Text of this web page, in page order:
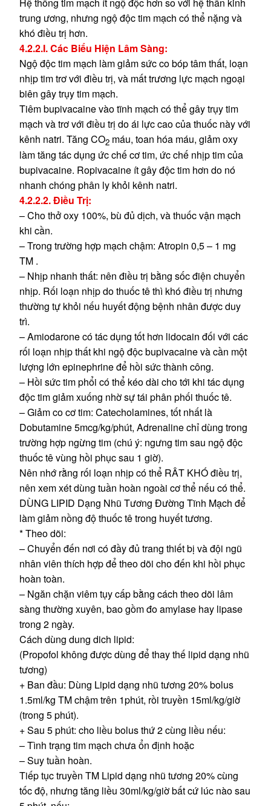
trung ương, nhưng ngộ độc tim mạch có thể nặng và
khó điều trị hơn.
4.2.2.I. Các Biểu Hiện Lâm Sàng:
Ngộ độc tim mạch làm giảm sức co bóp tâm thất, loạn
nhịp tim trơ với điều trị, và mất trương lực mạch ngoại
biên gây trụy tim mạch.
Tiêm bupivacaine vào tĩnh mạch có thể gây trụy tim
mạch và trơ với điều trị do ái lực cao của thuốc này với
kênh natri. Tăng CO2 máu, toan hóa máu, giảm oxy
làm tăng tác dụng ức chế cơ tim, ức chế nhịp tim của
bupivacaine. Ropivacaine ít gây độc tim hơn do nó
nhanh chóng phân ly khỏi kênh natri.
4.2.2.2. Điều Trị:
– Cho thở oxy 100%, bù đủ dịch, và thuốc vận mạch
khi cần.
– Trong trường hợp mạch chậm: Atropin 0,5 – 1 mg
TM .
– Nhịp nhanh thất: nên điều trị bằng sốc điện chuyển
nhịp. Rối loạn nhịp do thuốc tê thì khó điều trị nhưng
thường tự khỏi nếu huyết động bệnh nhân được duy
trì.
– Amiodarone có tác dụng tốt hơn lidocain đối với các
rối loạn nhịp thất khi ngộ độc bupivacaine và cần một
lượng lớn epinephrine để hồi sức thành công.
– Hồi sức tim phổi có thể kéo dài cho tới khi tác dụng
độc tim giảm xuống nhờ sự tái phân phối thuốc tê.
– Giảm co cơ tim: Catecholamines, tốt nhất là
Dobutamine 5mcg/kg/phút, Adrenaline chỉ dùng trong
trường hợp ngừng tim (chú ý: ngưng tim sau ngộ độc
thuốc tê vùng hồi phục sau 1 giờ).
Nên nhớ rằng rối loạn nhịp có thể RÂT KHÓ điều trị,
nên xem xét dùng tuần hoàn ngoài cơ thể nếu có thể.
DÙNG LIPID Dạng Nhũ Tương Đường Tĩnh Mạch để
làm giảm nồng độ thuốc tê trong huyết tương.
* Theo dõi:
– Chuyển đến nơi có đầy đủ trang thiết bị và đội ngũ
nhân viên thích hợp để theo dõi cho đến khi hồi phục
hoàn toàn.
– Ngăn chặn viêm tụy cấp bằng cách theo dõi lâm
sàng thường xuyên, bao gồm đo amylase hay lipase
trong 2 ngày.
Cách dùng dung dich lipid:
(Propofol không được dùng để thay thế lipid dạng nhũ
tương)
+ Ban đầu: Dùng Lipid dạng nhũ tương 20% bolus
1.5ml/kg TM chậm trên 1phút, rồi truyền 15ml/kg/giờ
(trong 5 phút).
+ Sau 5 phút: cho liều bolus thứ 2 cùng liều nếu:
– Tình trạng tim mạch chưa ổn định hoặc
– Suy tuần hoàn.
Tiếp tục truyền TM Lipid dạng nhũ tương 20% cùng
tốc độ, nhưng tăng liều 30ml/kg/giờ bất cứ lúc nào sau